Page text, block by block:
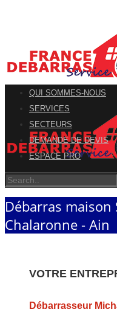
QUI SOMMES-NOUS
SERVICES
SECTEURS
DEMANDE DE DEVIS
ESPACE PRO
Débarras
Chalaronne - Ain
VOTRE
Débarrasseur